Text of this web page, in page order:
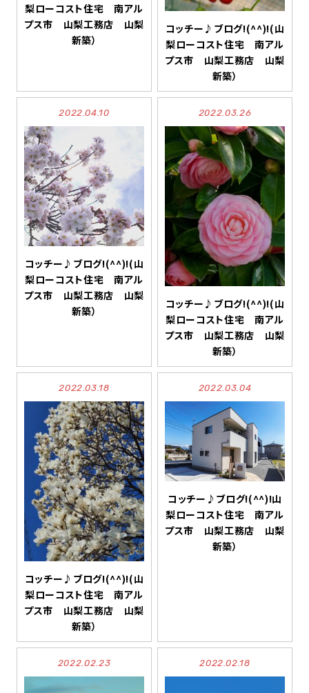
梨ローコスト住宅 南アル
プス市 山梨工務店 山梨
新築）
コッチー♪ブログ!(^^)!(山
梨ローコスト住宅 南アル
プス市 山梨工務店 山梨
新築）
2022.04.10
コッチー♪ブログ!(^^)!(山
梨ローコスト住宅 南アル
プス市 山梨工務店 山梨
新築）
2022.03.26
コッチー♪ブログ!(^^)!(山
梨ローコスト住宅 南アル
プス市 山梨工務店 山梨
新築）
2022.03.18
コッチー♪ブログ!(^^)!(山
梨ローコスト住宅 南アル
プス市 山梨工務店 山梨
新築）
2022.03.04
コッチー♪ブログ!(^^)!山
梨ローコスト住宅 南アル
プス市 山梨工務店 山梨
新築）
2022.02.23 2022.02.18